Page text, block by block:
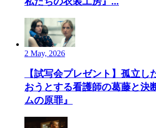
2 May, 2026
【試写会プレゼント】孤立し
おうとする看護師の葛藤と決
ムの原罪』